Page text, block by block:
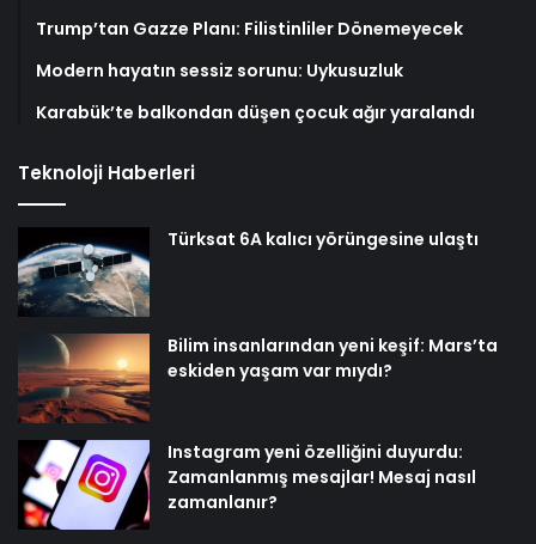
Trump’tan Gazze Planı: Filistinliler Dönemeyecek
Modern hayatın sessiz sorunu: Uykusuzluk
Karabük’te balkondan düşen çocuk ağır yaralandı
Teknoloji Haberleri
Türksat 6A kalıcı yörüngesine ulaştı
Bilim insanlarından yeni keşif: Mars’ta
eskiden yaşam var mıydı?
Instagram yeni özelliğini duyurdu:
Zamanlanmış mesajlar! Mesaj nasıl
zamanlanır?